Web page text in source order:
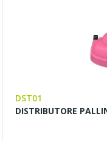
DST01
DISTRIBUTORE